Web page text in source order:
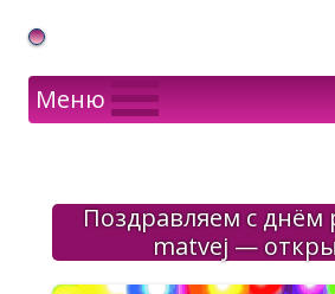
Gif Открытки в подарок
Меню
Поздравляем с днём
matvej —